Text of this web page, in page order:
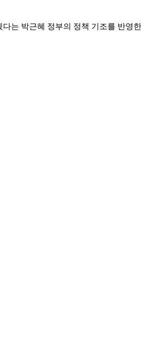
는 박근혜 정부의 정책 기조를 반영